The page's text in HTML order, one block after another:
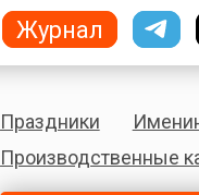
Праздники
Производственные
Журнал